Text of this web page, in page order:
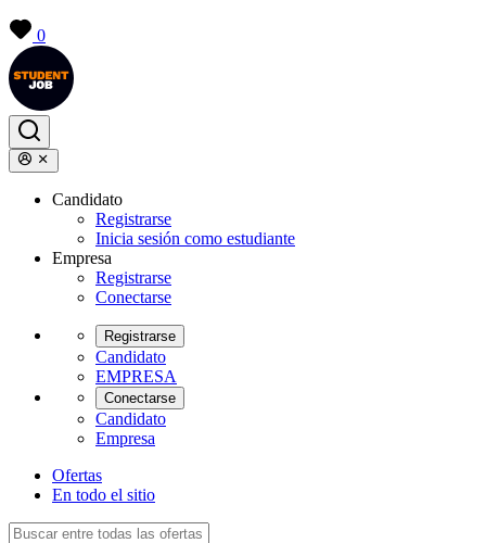
0
Candidato
Registrarse
Inicia sesión como estudiante
Empresa
Registrarse
Conectarse
Registrarse
Candidato
EMPRESA
Conectarse
Candidato
Empresa
Ofertas
En todo el sitio